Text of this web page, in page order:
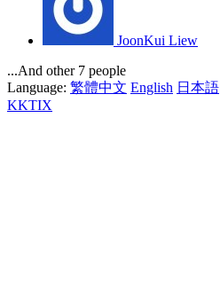
JoonKui Liew
...And other 7 people
Language: 繁體中文 English 日本語
KKTIX